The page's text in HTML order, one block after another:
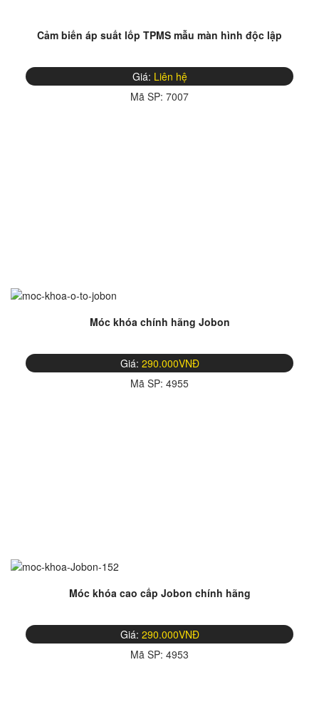
Cảm biến áp suất lốp TPMS mẫu màn hình độc lập
Giá: Liên hệ
Mã SP: 7007
Móc khóa chính hãng Jobon
Giá: 290.000VNĐ
Mã SP: 4955
Móc khóa cao cấp Jobon chính hãng
Giá: 290.000VNĐ
Mã SP: 4953